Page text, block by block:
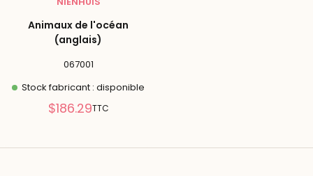
Animaux de l'océan
(anglais)
067001
Stock fabricant : disponible
Prix
$186.29TTC